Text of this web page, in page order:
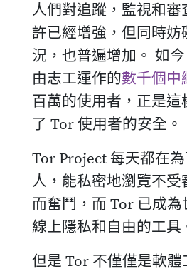
人們對追蹤，監視和審
許已經增強，但同時妨
況，也普遍增加。 如
由志工運作的數千個中
百萬的使用者，正是這
了 Tor 使用者的安全。
Tor Project 每天都在
人，能私密地瀏覽不受
而奮鬥，而 Tor 已成
線上隱私和自由的工具
但是 Tor 不僅僅是軟